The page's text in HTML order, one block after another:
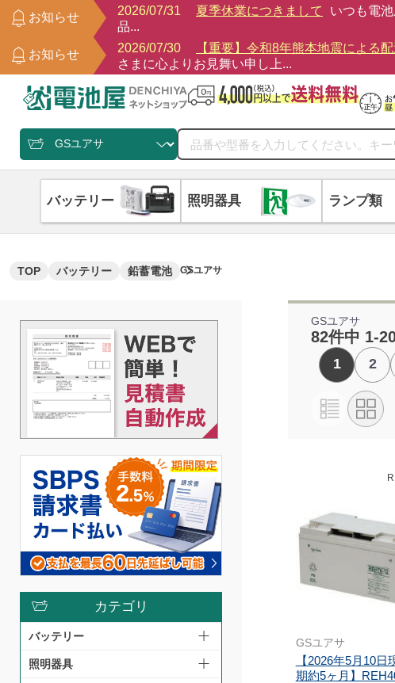
お知らせ
2026/07/31 夏季休業につきまして
いつも電
品...
お知らせ
2026/07/30 【重要】令和8年熊本地震による
さまに心よりお見舞い申し上...
バッテリー 照明器具 ランプ類
TOP バッテリー 鉛蓄電池 GSユアサ
カテゴリ
バッテリー
照明器具
GSユアサ
82件中 1-
1 2
GSユアサ
【2026年5月10日
期約5ヶ月】